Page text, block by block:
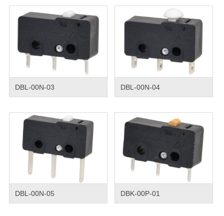
DBL-00N-03 DBL-00N-04
DBL-00N-05 DBK-00P-01